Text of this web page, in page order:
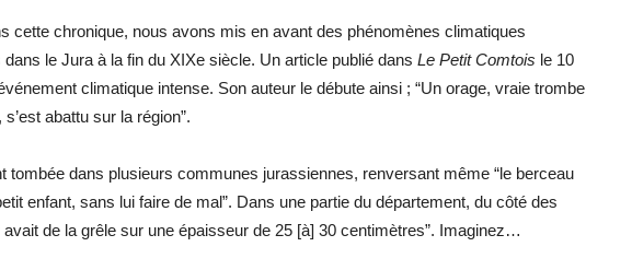
cette chronique, nous avons mis en avant des phénomènes climatiques
le Jura à la fin du XIXe siècle. Un article publié dans Le Petit Comtois le 10
climatique intense. Son auteur le débute ainsi ; “Un orage, vraie trombe
abattu sur la région”.
tombée dans plusieurs communes jurassiennes, renversant même “le berceau
enfant, sans lui faire de mal”. Dans une partie du département, du côté des
avait de la grêle sur une épaisseur de 25 [à] 30 centimètres”. Imaginez…